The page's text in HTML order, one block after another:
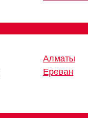
Алматы
Ереван